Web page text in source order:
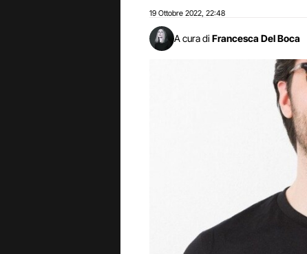
19 Ottobre 2022 22:48
A cura di Francesca Del Boca